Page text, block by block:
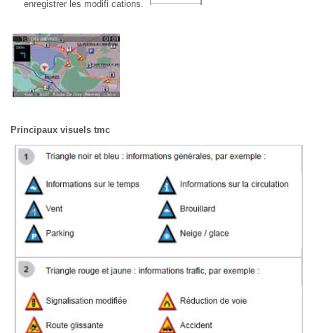
enregistrer les modifi cations.
Principaux visuels tmc